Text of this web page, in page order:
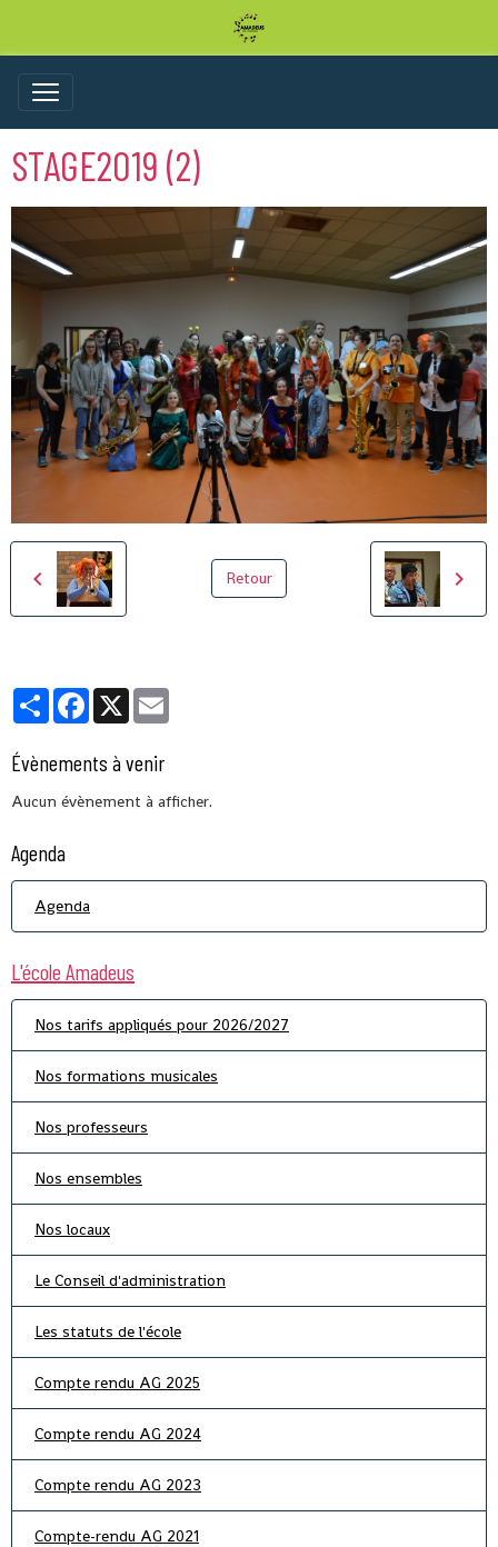
STAGE2019 (2)
Retour
PartagerFacebook
X
Évènements à venir
Aucun évènement à afficher.
Agenda
Agenda
L'école Amadeus
Nos tarifs appliqués pour 2026/2027
Nos formations musicales
Nos professeurs
Nos ensembles
Nos locaux
Le Conseil d'administration
Les statuts de l'école
Compte rendu AG 2025
Compte rendu AG 2024
Compte rendu AG 2023
Compte-rendu AG 2021